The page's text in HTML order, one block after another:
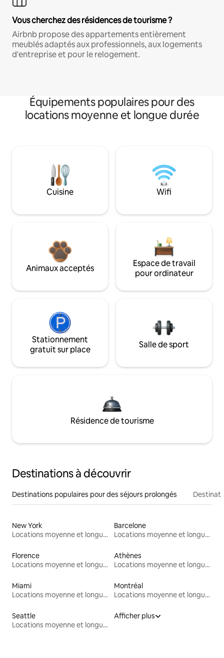
Vous cherchez des résidences de tourisme ?
Airbnb propose des appartements entièrement
meublés adaptés aux professionnels, aux logements
d'entreprise et pour le relogement.
Équipements populaires pour des
locations moyenne et longue durée
Cuisine Wifi
Animaux acceptés
Espace de travail
pour ordinateur
Stationnement
gratuit sur place
Salle de sport
Résidence de tourisme
Destinations à découvrir
Destinations populaires pour des séjours prolongés
New York
Locations moyenne et longue durée
Barcelone
Locations moyenne et longue durée
Florence
Locations moyenne et longue durée
Athènes
Locations moyenne et longue durée
Miami
Locations moyenne et longue durée
Montréal
Locations moyenne et longue durée
Seattle
Locations moyenne et longue durée
Afficher plus